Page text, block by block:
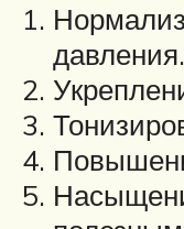
давления.